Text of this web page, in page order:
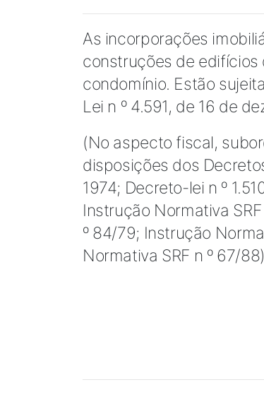
As incorporações
construções de edifícios
condomínio. Estão
Lei n º 4.591, de 16 de
(No aspecto fiscal,
disposições dos
1974; Decreto-lei n º
Instrução Normativa
º 84/79; Instrução
Normativa SRF n º 67/88)